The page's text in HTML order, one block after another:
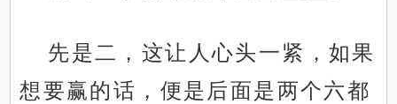
先是二，这让人心头一紧，如果
想要赢的话，便是后面是两个六都